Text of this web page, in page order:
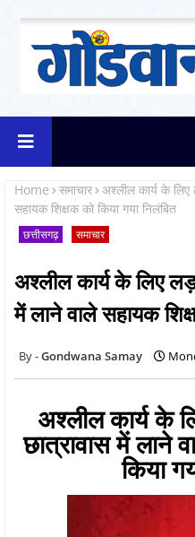
Home समाचार अश्लील कार्य के
सहायक शिक्षक को किया गया निलंबित
छत्तीसगढ़ समाचार
अश्लील कार्य के लिए
में लाने वाले सहायक
Gondwana Samay
अश्लील कार्य के
छात्रावास में लाने
किया